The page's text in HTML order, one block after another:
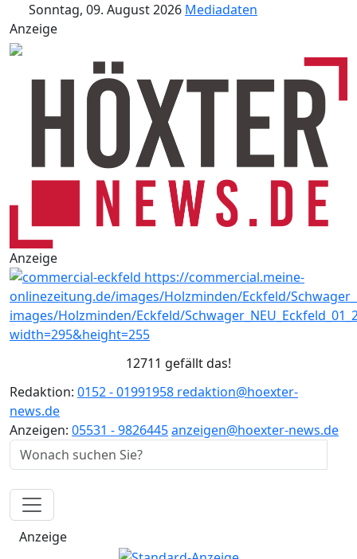
Sonntag, 09. August 2026 Mediadaten
Anzeige
Anzeige
12711 gefällt das!
Redaktion: 0152 - 01991958 redaktion@hoexter-
news.de
Anzeigen: 05531 - 9826445anzeigen@hoexter-news.de
Anzeige